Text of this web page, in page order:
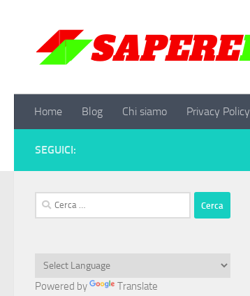
Home Blog Chi siamo Privacy Policy
SEGUICI:
Ricerca
per:
Powered by Translate